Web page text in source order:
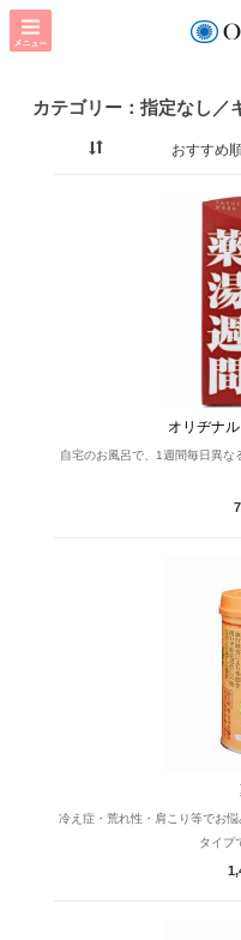
カテゴリー：指定なし／
おすすめ
オリヂナ
自宅のお風呂で、1週間毎日異な
冷え症・荒れ性・肩こり等でお
タイプ